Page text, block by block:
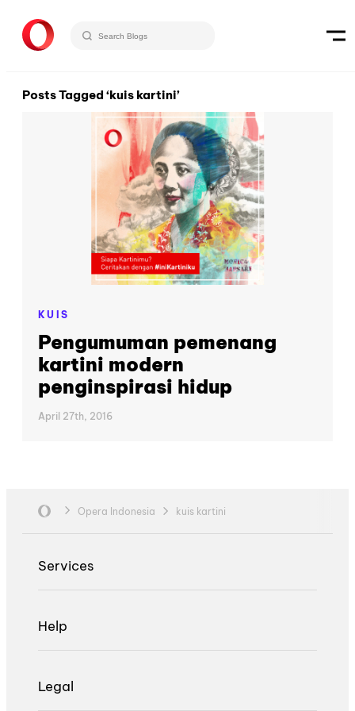
Posts Tagged ‘kuis kartini’
KUIS
Pengumuman pemenang
kartini modern
penginspirasi hidup
April 27th, 2016
Opera Indonesia kuis kartini
Services
Help
Legal